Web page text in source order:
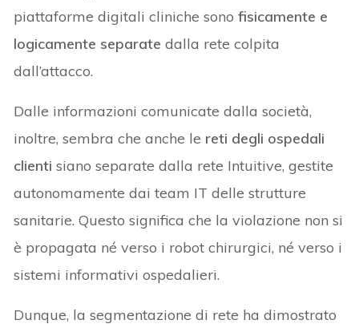
piattaforme digitali cliniche sonofisicamente e
logicamente separate dalla rete colpita
dall’attacco.
Dalle informazioni comunicate dalla società,
inoltre, sembra che anche le reti degli ospedali
clienti siano separate dalla rete Intuitive, gestite
autonomamente dai team IT delle strutture
sanitarie. Questo significa che la violazione non si
è propagata né verso i robot chirurgici, né verso i
sistemi informativi ospedalieri.
Dunque, la segmentazione di rete ha dimostrato